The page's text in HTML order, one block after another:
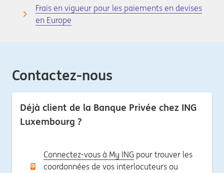
Frais en vigueur pour les paiements en devises
en Europe
Contactez-nous
Déjà client de la Banque Privée chez ING
Luxembourg ?
Connectez-vous à My ING pour trouver les
coordonnées de vos interlocuteurs ou